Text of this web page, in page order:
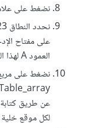
نضغط على
العمود A لهذا النطاق عن القيمة المطلوبة
نضغط على
عن طريق
لكل موقع